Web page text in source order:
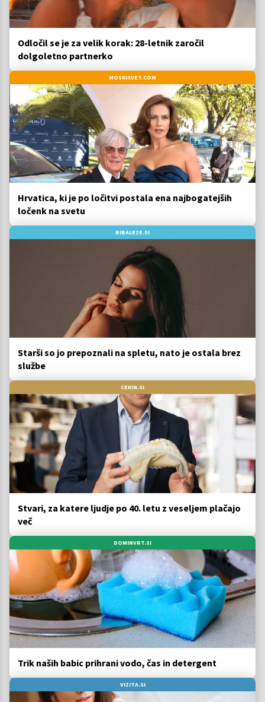
Odločil se je za velik korak: 28-letnik zaročil
dolgoletno partnerko
MOSKISVET.COM
Hrvatica, ki je po ločitvi postala ena najbogatejših
ločenk na svetu
BIBALEZE.SI
Starši so jo prepoznali na spletu, nato je ostala brez
službe
CEKIN.SI
Stvari, za katere ljudje po 40. letu z veseljem plačajo
več
DOMINVRT.SI
Trik naših babic prihrani vodo, čas in detergent
VIZITA.SI